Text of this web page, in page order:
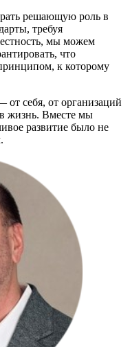
решающую роль в
требуя
мы можем
что
к которому
себя, от организаций
жизнь. Вместе мы
развитие было не